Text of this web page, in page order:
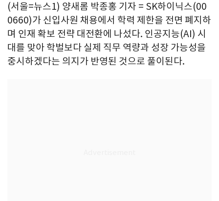
(서울=뉴스1) 양새롬 박종홍 기자 = SK하이닉스(00
0660)가 신입사원 채용에서 학력 제한을 전면 폐지하
며 인재 확보 전략 대전환에 나섰다. 인공지능(AI) 시
대를 맞아 학벌보다 실제 직무 역량과 성장 가능성을
중시하겠다는 의지가 반영된 것으로 풀이된다.